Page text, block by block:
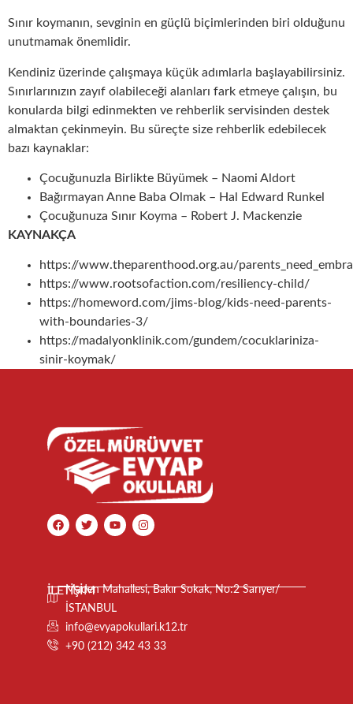
Sınır koymanın, sevginin en güçlü biçimlerinden biri olduğunu
unutmamak önemlidir.
Kendiniz üzerinde çalışmaya küçük adımlarla başlayabilirsiniz.
Sınırlarınızın zayıf olabileceği alanları fark etmeye çalışın, bu
konularda bilgi edinmekten ve rehberlik servisinden destek
almaktan çekinmeyin. Bu süreçte size rehberlik edebilecek
bazı kaynaklar:
Çocuğunuzla Birlikte Büyümek – Naomi Aldort
Bağırmayan Anne Baba Olmak – Hal Edward Runkel
Çocuğunuza Sınır Koyma – Robert J. Mackenzie
KAYNAKÇA
https://www.theparenthood.org.au/
https://www.rootsofaction.com/resiliency-child/
https://homeword.com/jims-blog/kids-need-parents-
with-boundaries-3/
https://madalyonklinik.com/gundem/cocuklariniza-
sinir-koymak/
İLETİŞİM
Maden Mahallesi, Bakır Sokak, No:2 Sarıyer/
İSTANBUL
info@evyapokullari.k12.tr
+90 (212) 342 43 33